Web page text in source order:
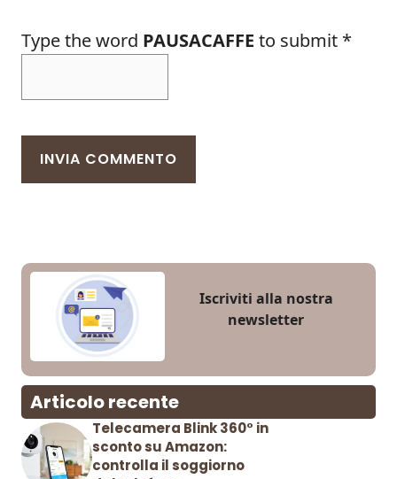
Type the word PAUSACAFFE to submit *
Iscriviti alla nostra
newsletter
Articolo recente
Telecamera Blink 360° in
sconto su Amazon:
controlla il soggiorno